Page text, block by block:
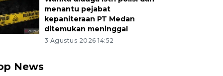
menantu pejabat
kepaniteraan PT Medan
ditemukan meninggal
3 Agustus 2026 14:52
News